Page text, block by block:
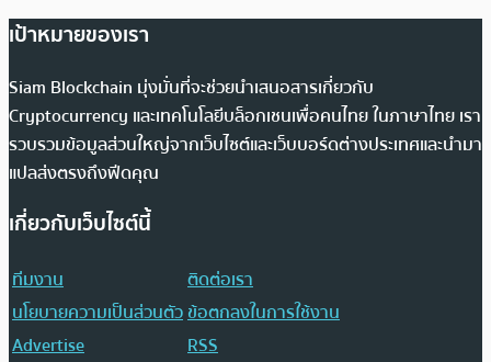
เป้าหมายของเรา
Siam Blockchain มุ่งมั่นที่จะช่วยนำเสนอสารเกี่ยวกับ
Cryptocurrency และเทคโนโลยีบล็อกเชนเพื่อคนไทย ในภาษาไทย เรา
รวบรวมข้อมูลส่วนใหญ่จากเว็บไซต์และเว็บบอร์ดต่างประเทศและนำมา
แปลส่งตรงถึงฟีดคุณ
เกี่ยวกับเว็บไซต์นี้
ทีมงาน
ติดต่อเรา
นโยบายความเป็นส่วนตัวข้อตกลงในการใช้งาน
Advertise
RSS